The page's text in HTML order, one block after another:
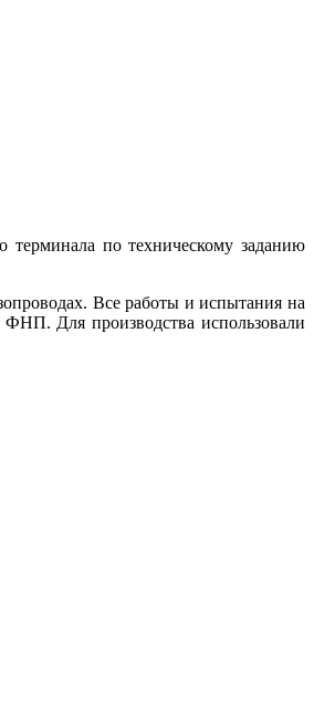
терминала по техническому заданию
Все работы и испытания на
Для производства использовали